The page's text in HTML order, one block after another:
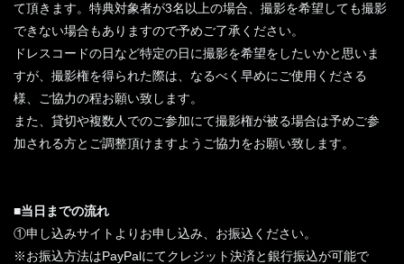
て頂きます。特典対象者が3名以上の場合、撮影を希望しても撮影
できない場合もありますので予めご了承ください。
ドレスコードの日など特定の日に撮影を希望をしたいかと思いま
すが、撮影権を得られた際は、なるべく早めにご使用くださる
様、ご協力の程お願い致します。
また、貸切や複数人でのご参加にて撮影権が被る場合は予めご参
加される方とご調整頂けますようご協力をお願い致します。
■当日までの流れ
①申し込みサイトよりお申し込み、お振込ください。
※お振込方法はPayPalにてクレジット決済と銀行振込が可能で